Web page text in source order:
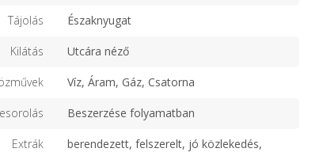
Tájolás Északnyugat
Kilátás Utcára néző
Víz, Áram, Gáz, Csatorna
Beszerzése folyamatban
Extrák
berendezett, felszerelt, jó közlekedés,